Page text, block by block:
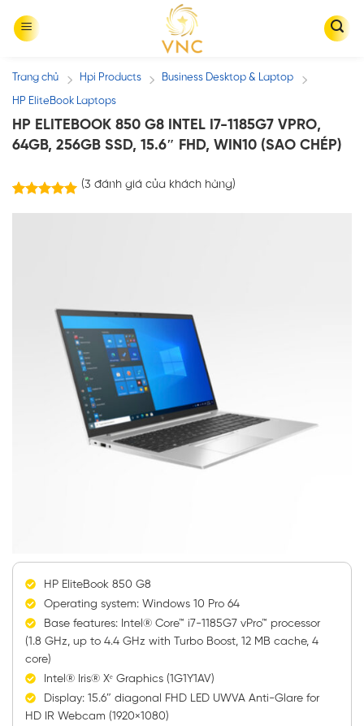
Trang chủ / Hpi Products / Business Desktop & Laptop /
HP EliteBook Laptops
HP ELITEBOOK 850 G8 INTEL I7-1185G7 VPRO,
64GB, 256GB SSD, 15.6″ FHD, WIN10 (SAO CHÉP)
(3 đánh giá của khách hàng)
HP EliteBook 850 G8
Operating system: Windows 10 Pro 64
Base features: Intel® Core™ i7-1185G7 vPro™ processor
(1.8 GHz, up to 4.4 GHz with Turbo Boost, 12 MB cache, 4
core)
Intel® Iris® Xᵉ Graphics (1G1Y1AV)
Display: 15.6″ diagonal FHD LED UWVA Anti-Glare for
HD IR Webcam (1920×1080)